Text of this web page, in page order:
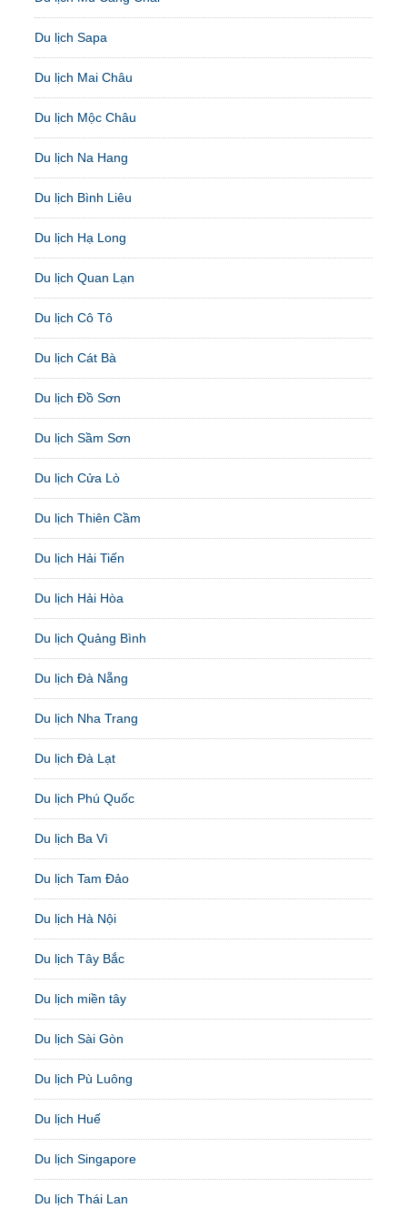
Du lịch Sapa
Du lịch Mai Châu
Du lịch Mộc Châu
Du lịch Na Hang
Du lịch Bình Liêu
Du lịch Hạ Long
Du lịch Quan Lạn
Du lịch Cô Tô
Du lịch Cát Bà
Du lịch Đồ Sơn
Du lịch Sầm Sơn
Du lịch Cửa Lò
Du lịch Thiên Cầm
Du lịch Hải Tiến
Du lịch Hải Hòa
Du lịch Quảng Bình
Du lịch Đà Nẵng
Du lịch Nha Trang
Du lịch Đà Lạt
Du lịch Phú Quốc
Du lịch Ba Vì
Du lịch Tam Đảo
Du lịch Hà Nội
Du lịch Tây Bắc
Du lịch miền tây
Du lịch Sài Gòn
Du lịch Pù Luông
Du lịch Huế
Du lịch Singapore
Du lịch Thái Lan